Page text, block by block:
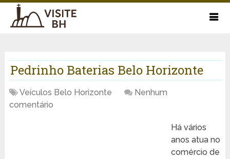
Pedrinho Baterias Belo Horizonte
Veículos Belo Horizonte
Nenhum
comentário
Há vários
anos atua no
comércio de